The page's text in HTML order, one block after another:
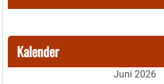
Kalender
Juni 2026